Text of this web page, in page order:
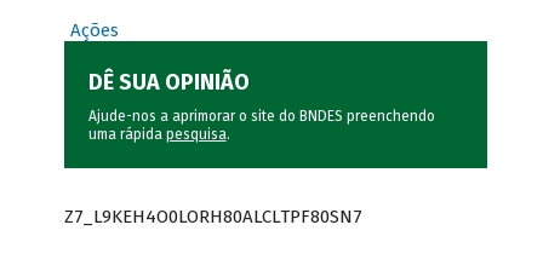
Ações
DÊ SUA OPINIÃO
Ajude-nos a aprimorar o site do BNDES preenchendo
uma rápida pesquisa.
Z7_L9KEH4O0LORH80ALCLTPF80SN7